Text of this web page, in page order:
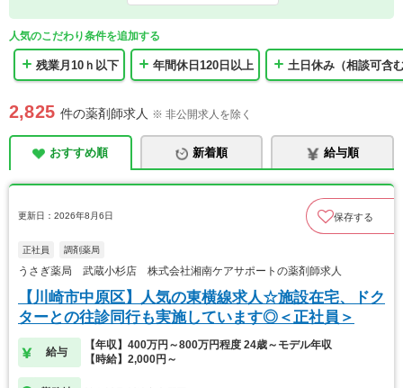
人気のこだわり条件を追加する
残業月10ｈ以下 年間休日120日以上 土日休み（相談可含
2,825 件の薬剤師求人 ※ 非公開求人を除く
おすすめ順 新着順 給与順
更新日：2026年8月6日 保存する
正社員 調剤薬局
うさぎ薬局 武蔵小杉店 株式会社湘南ケアサポートの薬剤師求人
【川崎市中原区】人気の東横線求人☆施設在宅、ドク
ターとの往診同行も実施しています◎＜正社員＞
給与
【年収】400万円～800万円程度 24歳～モデル年収
【時給】2,000円～